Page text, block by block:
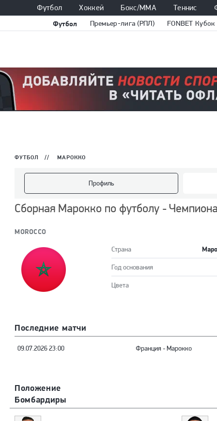
Футбол Хоккей Бокс/ММА Теннис
Футбол
Премьер-лига (РПЛ) FONBET Кубок
ФУТБОЛ // МАРОККО
Профиль
Сборная Марокко по футболу -
MOROCCO
Страна
Год основания
Цвета
Последние матчи
09.07.2026 23:00 Франция -Марокко
Положение
Бомбардиры